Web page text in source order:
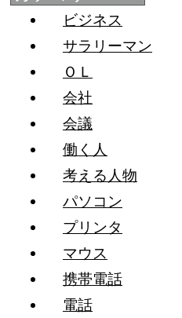
ビジネス
サラリーマン
ＯＬ
会社
会議
働く人
考える人物
パソコン
プリンタ
マウス
携帯電話
電話